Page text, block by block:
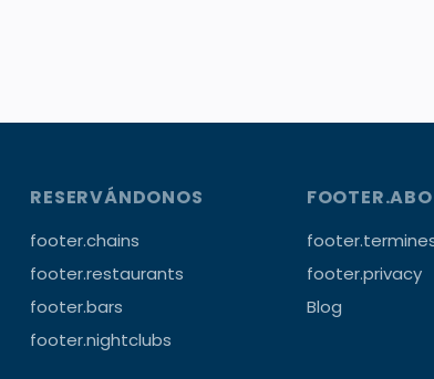
RESERVÁNDONOS
footer.chains
footer.restaurants
footer.bars
footer.nightclubs
footer.privacy
Blog